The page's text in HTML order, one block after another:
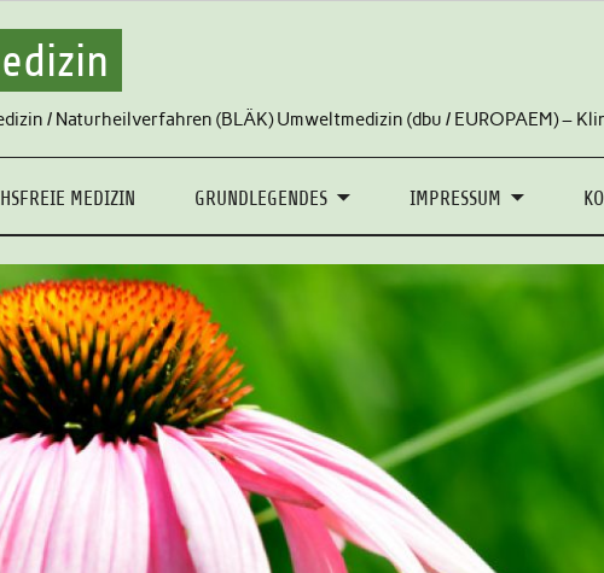
/ Naturheilverfahren (BLÄK) Umweltmedizin (dbu / EUROPAEM) –
MEDIZIN GRUNDLEGENDES IMPRESSUM